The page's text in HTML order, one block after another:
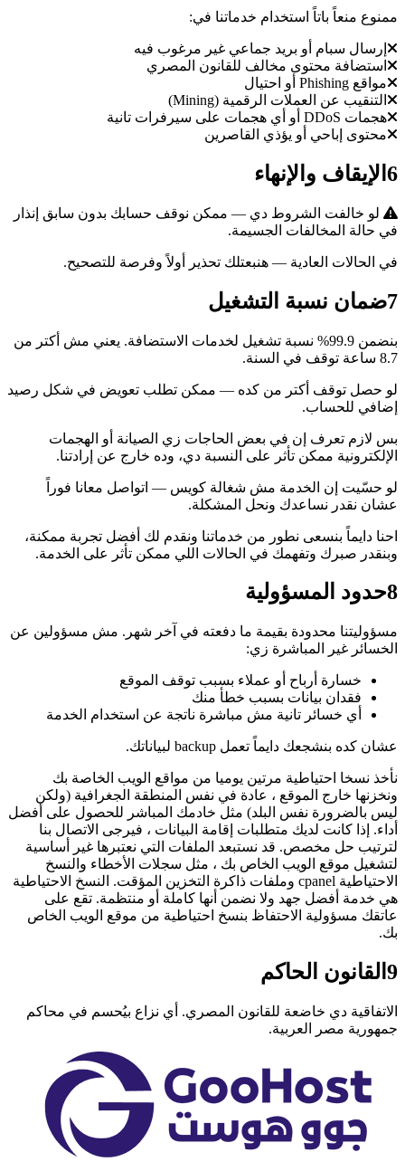
ممنوع منعاً باتاً استخدام خدماتنا في:
إرسال سبام أو بريد جماعي غير مرغوب فيه
استضافة محتوى مخالف للقانون المصري
مواقع Phishing أو احتيال
التنقيب عن العملات الرقمية (Mining)
هجمات DDoS أو أي هجمات على سيرفرات تانية
محتوى إباحي أو يؤذي القاصرين
6 الإيقاف والإنهاء
لو خالفت الشروط دي — ممكن نوقف حسابك بدون سابق إنذار
في حالة المخالفات الجسيمة.
في الحالات العادية — هنبعتلك تحذير أولاً وفرصة للتصحيح.
7ضمان نسبة التشغيل
بنضمن 99.9% نسبة تشغيل لخدمات الاستضافة. يعني مش أكتر من
8.7 ساعة توقف في السنة.
لو حصل توقف أكتر من كده — ممكن تطلب تعويض في شكل رصيد
إضافي للحساب.
بس لازم تعرف إن في بعض الحاجات زي الصيانة أو الهجمات
الإلكترونية ممكن تأثر على النسبة دي، وده خارج عن إرادتنا.
لو حسّيت إن الخدمة مش شغالة كويس — اتواصل معانا فوراً
عشان نقدر نساعدك ونحل المشكلة.
احنا دايماً بنسعى نطور من خدماتنا ونقدم لك أفضل تجربة ممكنة،
وبنقدر صبرك وتفهمك في الحالات اللي ممكن تأثر على الخدمة.
8حدود المسؤولية
مسؤوليتنا محدودة بقيمة ما دفعته في آخر شهر. مش مسؤولين عن
الخسائر غير المباشرة زي:
خسارة أرباح أو عملاء بسبب توقف الموقع
فقدان بيانات بسبب خطأ منك
أي خسائر تانية مش مباشرة ناتجة عن استخدام الخدمة
عشان كده بنشجعك دايماً تعمل backup لبياناتك.
نأخذ نسخا احتياطية مرتين يوميا من مواقع الويب الخاصة بك
ونخزنها خارج الموقع ، عادة في نفس المنطقة الجغرافية (ولكن
ليس بالضرورة نفس البلد) مثل خادمك المباشر للحصول على أفضل
أداء. إذا كانت لديك متطلبات إقامة البيانات ، فيرجى الاتصال بنا
لترتيب حل مخصص. قد نستبعد الملفات التي نعتبرها غير أساسية
لتشغيل موقع الويب الخاص بك ، مثل سجلات الأخطاء والنسخ
الاحتياطية cpanel وملفات ذاكرة التخزين المؤقت. النسخ الاحتياطية
هي خدمة أفضل جهد ولا نضمن أنها كاملة أو منتظمة. تقع على
عاتقك مسؤولية الاحتفاظ بنسخ احتياطية من موقع الويب الخاص
بك.
9 القانون الحاكم
الاتفاقية دي خاضعة للقانون المصري. أي نزاع بيُحسم في محاكم
جمهورية مصر العربية.